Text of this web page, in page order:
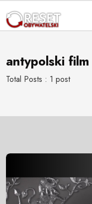
antypolski film
Total Posts : 1 post